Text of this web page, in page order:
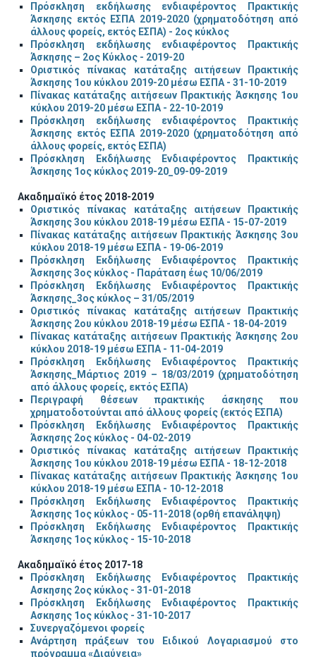
Πρόσκληση εκδήλωσης ενδιαφέροντος Πρακτικής
Άσκησης εκτός ΕΣΠΑ 2019-2020 (χρηματοδότηση από
άλλους φορείς, εκτός ΕΣΠΑ) - 2ος κύκλος
Πρόσκληση εκδήλωσης ενδιαφέροντος Πρακτικής
Άσκησης – 2ος Κύκλος - 2019-20
Οριστικός πίνακας κατάταξης αιτήσεων Πρακτικής
Άσκησης 1ου κύκλου 2019-20 μέσω ΕΣΠΑ - 31-10-2019
Πίνακας κατάταξης αιτήσεων Πρακτικής Άσκησης 1ου
κύκλου 2019-20 μέσω ΕΣΠΑ - 22-10-2019
Πρόσκληση εκδήλωσης ενδιαφέροντος Πρακτικής
Άσκησης εκτός ΕΣΠΑ 2019-2020 (χρηματοδότηση από
άλλους φορείς, εκτός ΕΣΠΑ)
Πρόσκληση Εκδήλωσης Ενδιαφέροντος Πρακτικής
Άσκησης 1ος κύκλος 2019-20_09-09-2019
Ακαδημαϊκό έτος 2018-2019
Οριστικός πίνακας κατάταξης αιτήσεων Πρακτικής
Άσκησης 3ου κύκλου 2018-19 μέσω ΕΣΠΑ - 15-07-2019
Πίνακας κατάταξης αιτήσεων Πρακτικής Άσκησης 3ου
κύκλου 2018-19 μέσω ΕΣΠΑ - 19-06-2019
Πρόσκληση Εκδήλωσης Ενδιαφέροντος Πρακτικής
Άσκησης 3ος κύκλος - Παράταση έως 10/06/2019
Πρόσκληση Εκδήλωσης Ενδιαφέροντος Πρακτικής
Άσκησης_3ος κύκλος – 31/05/2019
Οριστικός πίνακας κατάταξης αιτήσεων Πρακτικής
Άσκησης 2ου κύκλου 2018-19 μέσω ΕΣΠΑ - 18-04-2019
Πίνακας κατάταξης αιτήσεων Πρακτικής Άσκησης 2ου
κύκλου 2018-19 μέσω ΕΣΠΑ - 11-04-2019
Πρόσκληση Εκδήλωσης Ενδιαφέροντος Πρακτικής
Άσκησης_Μάρτιος 2019 – 18/03/2019 (χρηματοδότηση
από άλλους φορείς, εκτός ΕΣΠΑ)
Περιγραφή θέσεων πρακτικής άσκησης που
χρηματοδοτούνται από άλλους φορείς (εκτός ΕΣΠΑ)
Πρόσκληση Εκδήλωσης Ενδιαφέροντος Πρακτικής
Άσκησης 2ος κύκλος - 04-02-2019
Οριστικός πίνακας κατάταξης αιτήσεων Πρακτικής
Άσκησης 1ου κύκλου 2018-19 μέσω ΕΣΠΑ - 18-12-2018
Πίνακας κατάταξης αιτήσεων Πρακτικής Άσκησης 1ου
κύκλου 2018-19 μέσω ΕΣΠΑ - 10-12-2018
Πρόσκληση Εκδήλωσης Ενδιαφέροντος Πρακτικής
Άσκησης 1ος κύκλος - 05-11-2018 (ορθή επανάληψη)
Πρόσκληση Εκδήλωσης Ενδιαφέροντος Πρακτικής
Άσκησης 1ος κύκλος - 15-10-2018
Ακαδημαϊκό έτος 2017-18
Πρόσκληση Εκδήλωσης Ενδιαφέροντος Πρακτικής
Ασκησης 2ος κύκλος - 31-01-2018
Πρόσκληση Εκδήλωσης Ενδιαφέροντος Πρακτικής
Ασκησης 1ος κύκλος - 31-10-2017
Συνεργαζόμενοι φορείς
Ανάρτηση πράξεων του Ειδικού Λογαριασμού στο
πρόγραμμα «Διαύγεια»